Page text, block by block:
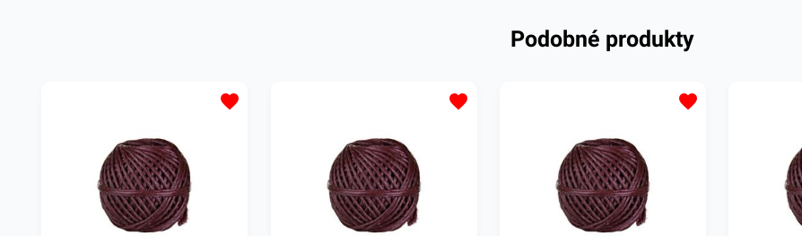
Podobné produkty